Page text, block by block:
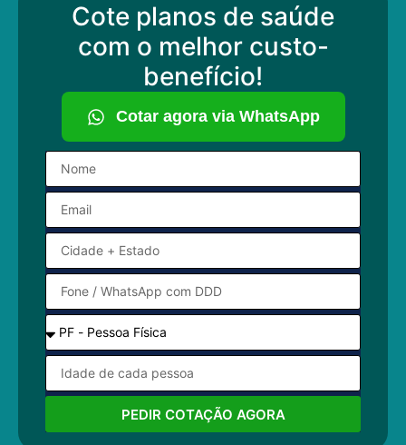
Cote planos de saúde
com o melhor custo-
benefício!
Cotar agora via WhatsApp
PEDIR COTAÇÃO AGORA